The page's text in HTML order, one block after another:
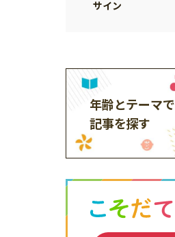
サイン
年齢とテーマで
記事を探す